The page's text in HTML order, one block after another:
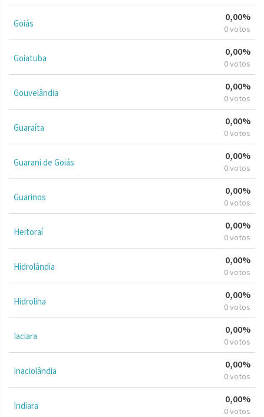
Goiás
0,00%
0 votos
Goiatuba
0,00%
0 votos
Gouvelândia
0,00%
0 votos
Guaraíta
0,00%
0 votos
Guarani de Goiás
0,00%
0 votos
Guarinos
0,00%
0 votos
Heitoraí
0,00%
0 votos
Hidrolândia
0,00%
0 votos
Hidrolina
0,00%
0 votos
Iaciara
0,00%
0 votos
Inaciolândia
0,00%
0 votos
Indiara
0,00%
0 votos